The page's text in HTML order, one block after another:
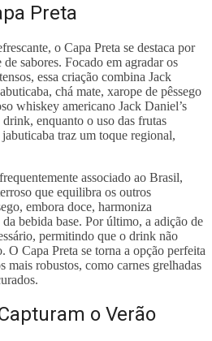
Preta
o Capa Preta se destaca por
sabores. Focado em agradar os
essa criação combina Jack
chá mate, xarope de pêssego
whiskey americano Jack Daniel’s
enquanto o uso das frutas
traz um toque regional,
associado ao Brasil,
que equilibra os outros
embora doce, harmoniza
bebida base. Por último, a adição de
permitindo que o drink não
O Capa Preta se torna a opção perfeita
mais robustos, como carnes grelhadas
o Verão